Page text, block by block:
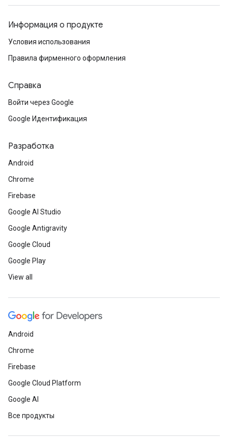
Информация о продукте
Условия использования
Правила фирменного оформления
Справка
Войти через Google
Google Идентификация
Разработка
Android
Chrome
Firebase
Google AI Studio
Google Antigravity
Google Cloud
Google Play
View all
Android
Chrome
Firebase
Google Cloud Platform
Google AI
Все продукты